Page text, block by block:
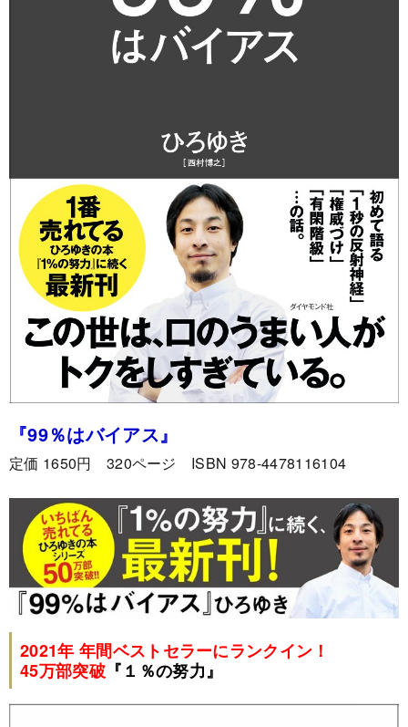
『99％はバイアス』
定価 1650円 320ページ ISBN 978-4478116104
2021年 年間ベストセラーにランクイン！
45万部突破『１％の努力』